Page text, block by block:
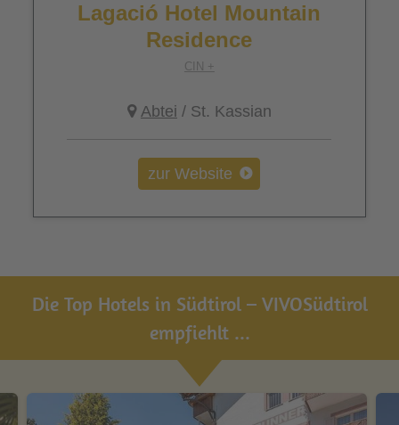
Lagació Hotel Mountain
Residence
CIN +
Abtei / St. Kassian
zur Website
Die Top Hotels in Südtirol – VIVOSüdtirol
empfiehlt ...